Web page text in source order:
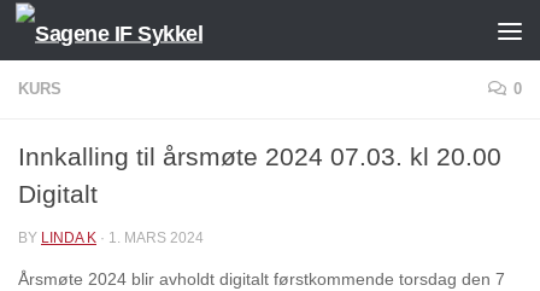
Skip to content
KURS 0
Innkalling til årsmøte 2024 07.03. kl 20.00
Digitalt
BY LINDA K · 1. MARS 2024
Årsmøte 2024 blir avholdt digitalt førstkommende torsdag den 7